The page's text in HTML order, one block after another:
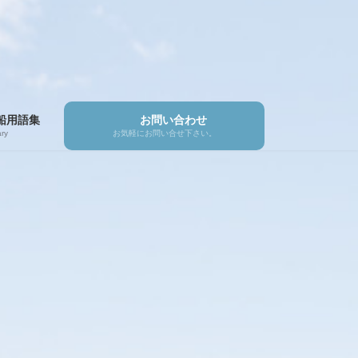
用語集 お問い合わせ
お気軽にお問い合せ下さい。